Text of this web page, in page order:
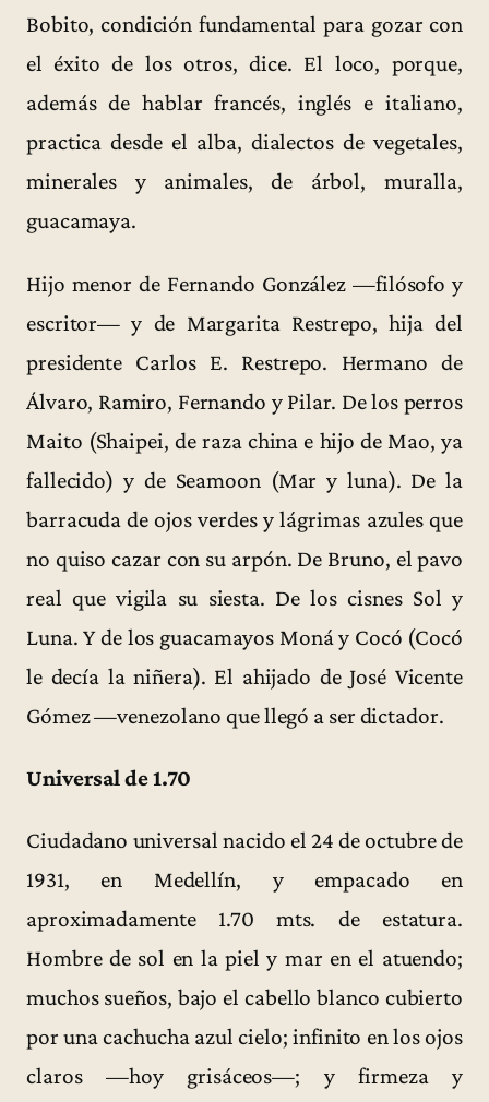
Bobito, condición fundamental para gozar con
el éxito de los otros, dice. El loco, porque,
además de hablar francés, inglés e italiano,
practica desde el alba, dialectos de vegetales,
minerales y animales, de árbol, muralla,
guacamaya.
Hijo menor de Fernando González —filósofo y
escritor— y de Margarita Restrepo, hija del
presidente Carlos E. Restrepo. Hermano de
Álvaro, Ramiro, Fernando y Pilar. De los perros
Maito (Shaipei, de raza china e hijo de Mao, ya
fallecido) y de Seamoon (Mar y luna). De la
barracuda de ojos verdes y lágrimas azules que
no quiso cazar con su arpón. De Bruno, el pavo
real que vigila su siesta. De los cisnes Sol y
Luna. Y de los guacamayos Moná y Cocó (Cocó
le decía la niñera). El ahijado de José Vicente
Gómez —venezolano que llegó a ser dictador.
Universal de 1.70
Ciudadano universal nacido el 24 de octubre de
1931, en Medellín, y empacado en
aproximadamente 1.70 mts. de estatura.
Hombre de sol en la piel y mar en el atuendo;
muchos sueños, bajo el cabello blanco cubierto
por una cachucha azul cielo; infinito en los ojos
claros —hoy grisáceos—; y firmeza y